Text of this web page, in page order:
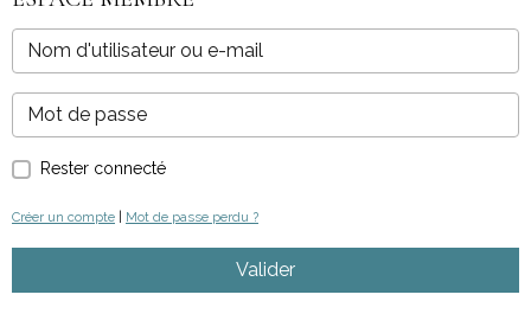
Rester connecté
Créer un compte Mot de passe perdu ?
Valider